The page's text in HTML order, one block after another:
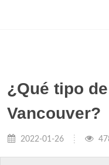
¿Qué tipo
Vancouver?
2022-01-26